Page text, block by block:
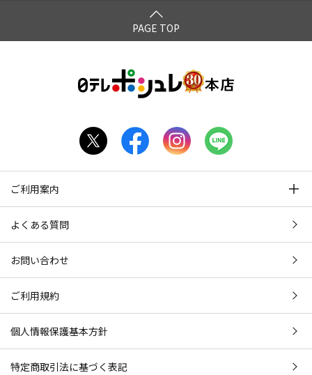
PAGE TOP
ご利用案内
よくある質問
お問い合わせ
ご利用規約
個人情報保護基本方針
特定商取引法に基づく表記